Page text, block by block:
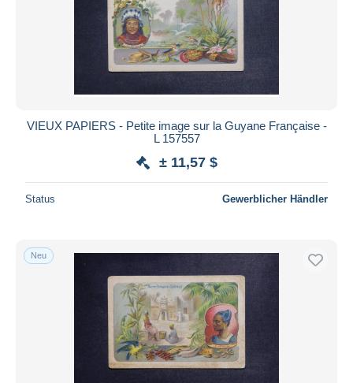
VIEUX PAPIERS - Petite image sur la Guyane Française -
L 157557
± 11,57 $
Status Gewerblicher Händler
Neu